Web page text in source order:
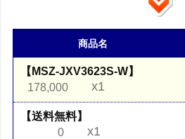
商品名
【MSZ-JXV3623S-W】
178,000
x1
【送料無料】
0
x1